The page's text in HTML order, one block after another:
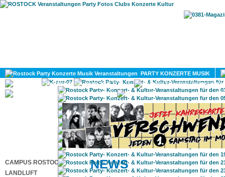
PARTY KONZERTE MUSIK
KULTUR
GAY
CAMPUS ROSTOCK
LANDLUFT
NEWS